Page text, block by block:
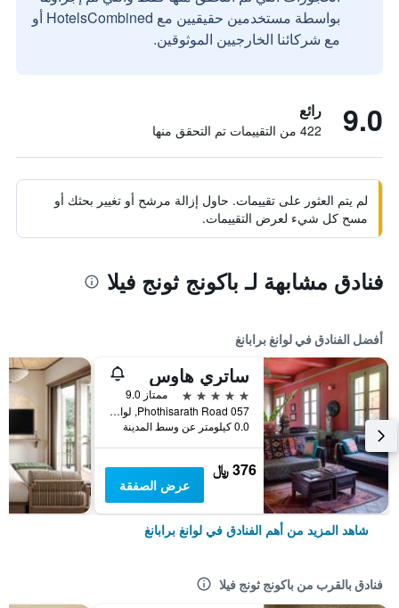
بواسطة مستخدمين حقيقيين مع HotelsCombined أو
مع شركائنا الخارجيين الموثوقين.
9.0 رائع
422 من التقييمات تم التحقق منها
لم يتم العثور على تقييمات. حاول إزالة مرشح أو تغيير بحثك أو
مسح كل شيء لعرض التقييمات.
فنادق مشابهة لـ باكونج ثونج فيلا
أفضل الفنادق في لوانغ برابانغ
ساتري هاوس
5 نجوم
ممتاز 9.0
057 Phothisarath Road, لوانغ برابانغ, لاوس
0.0 كيلومتر عن وسط المدينة
376 ﷼
عرض الصفقة
شاهد المزيد من أهم الفنادق في لوانغ برابانغ
فنادق بالقرب من باكونج ثونج فيلا